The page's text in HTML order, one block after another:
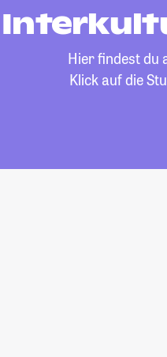
Hier findest du
Klick auf die